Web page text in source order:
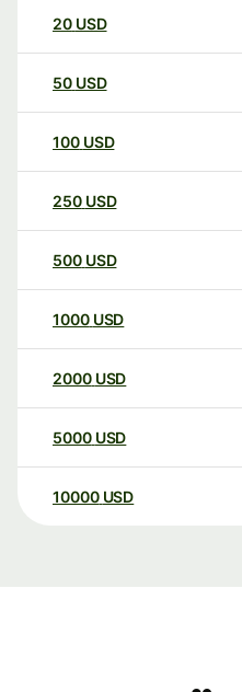
20 USD
50 USD
100 USD
250 USD
500 USD
1000 USD
2000 USD
5000 USD
10000 USD